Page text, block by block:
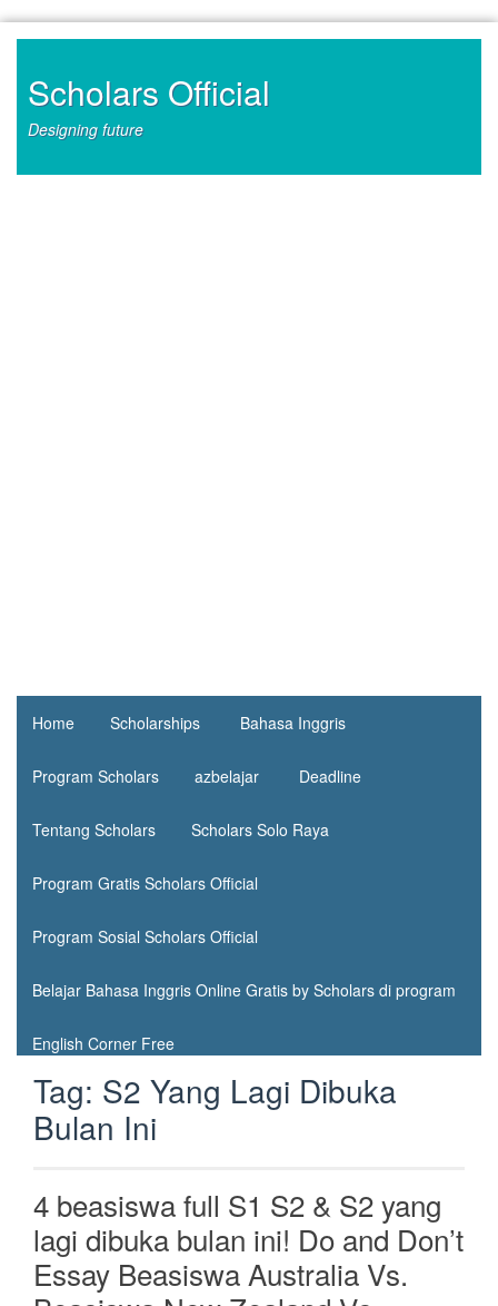
contentScholars Official
Designing future
Home Scholarships Bahasa Inggris
Program Scholars azbelajar Deadline
Tentang Scholars Scholars Solo Raya
Program Gratis Scholars Official
Program Sosial Scholars Official
Belajar Bahasa Inggris Online Gratis by Scholars di program
English Corner Free
Tag: S2 Yang Lagi Dibuka
Bulan Ini
4 beasiswa full S1 S2 & S2 yang
lagi dibuka bulan ini! Do and Don’t
Essay Beasiswa Australia Vs.